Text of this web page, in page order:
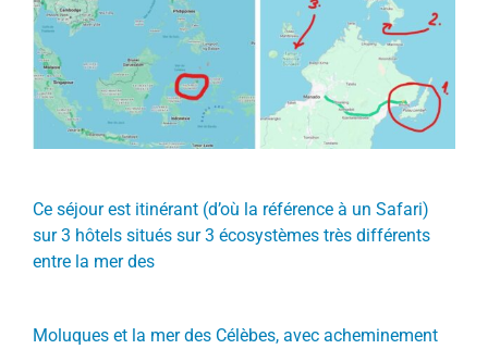
Ce séjour est itinérant (d’où la référence à un Safari)
sur 3 hôtels situés sur 3 écosystèmes très différents
entre la mer des
Moluques et la mer des Célèbes, avec acheminement